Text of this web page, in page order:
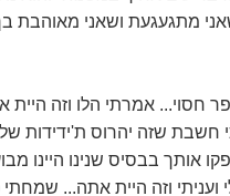
מתגעגעת ושאני מאוהבת
חסוי... אמרתי הלו וזה
חשבת שזה יהרוס ת'ידידות
אותך בבסיס שנינו היינו